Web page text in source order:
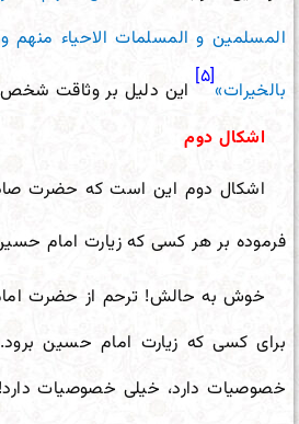
المسلمین و المسلمات الاحیاء منهم
بالخیرات»
[۵]
این دلیل بر وثاقت
اشکال دوم
اشکال دوم این است که حضرت
فرموده بر هر کسی که زیارت امام
خوش به حالش! ترحم از حضرت
برای کسی که زیارت امام حسین
خصوصیات دارد، خیلی خصوصیات دارد!